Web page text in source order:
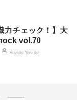
力チェック！】大
vol.70
Suzuki Yosuke